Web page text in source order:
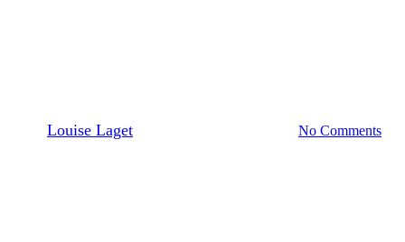
Louise Laget No Comments